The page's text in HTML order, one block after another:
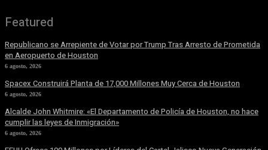
Featured
Republicano se Arrepiente de Votar por Trump Tras Arresto de Prometida
en Aeropuerto de Houston
6 agosto, 2026
Spacex Construirá Planta de 17,000 Millones Muy Cerca de Houston
6 agosto, 2026
Alcalde John Whitmire: «El Departamento de Policía de Houston, no hace
cumplir las leyes de Inmigración»
6 agosto, 2026